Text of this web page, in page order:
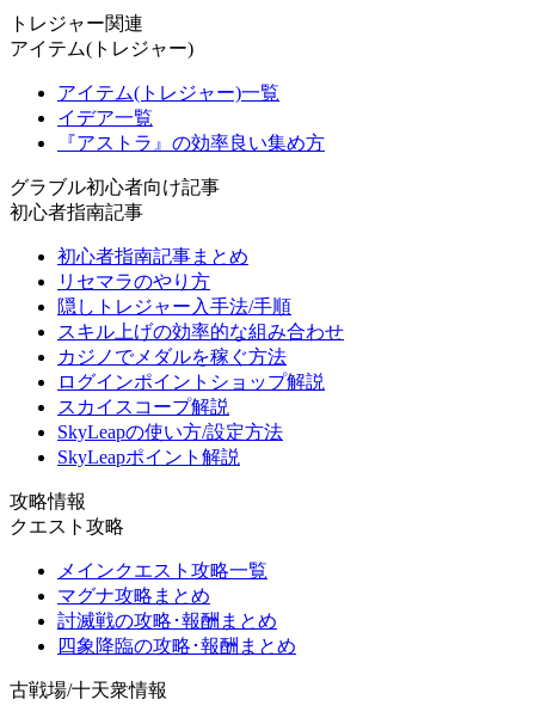
トレジャー関連
アイテム(トレジャー)
アイテム(トレジャー)一覧
イデア一覧
『アストラ』の効率良い集め方
グラブル初心者向け記事
初心者指南記事
初心者指南記事まとめ
リセマラのやり方
隠しトレジャー入手法/手順
スキル上げの効率的な組み合わせ
カジノでメダルを稼ぐ方法
ログインポイントショップ解説
スカイスコープ解説
SkyLeapの使い方/設定方法
SkyLeapポイント解説
攻略情報
クエスト攻略
メインクエスト攻略一覧
マグナ攻略まとめ
討滅戦の攻略･報酬まとめ
四象降臨の攻略･報酬まとめ
古戦場/十天衆情報